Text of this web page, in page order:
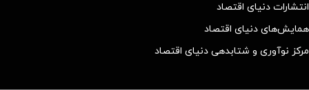
انتشارات دنیای اقتصاد
همایش‌های دنیای اقتصاد
مرکز نوآوری و شتابدهی دنیای اقتصاد